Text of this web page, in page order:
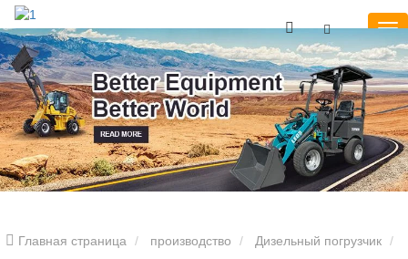
Главная страница производство Дизельный погрузчик